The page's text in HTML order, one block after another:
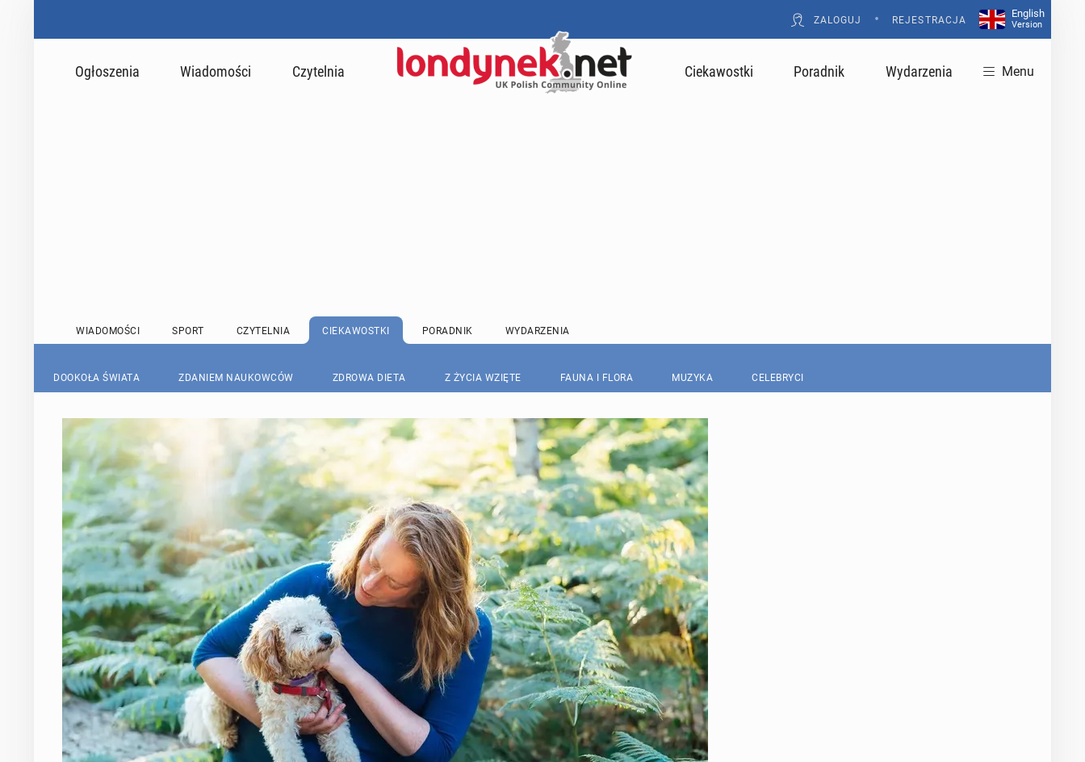
ZALOGUJ • REJESTRACJA
English
Version
Ogłoszenia Wiadomości Czytelnia Ciekawostki Poradnik Wydarzenia Menu
WIADOMOŚCI SPORT CZYTELNIA CIEKAWOSTKI PORADNIK WYDARZENIA
DOOKOŁA ŚWIATA ZDANIEM NAUKOWCÓW ZDROWA DIETA Z ŻYCIA WZIĘTE FAUNA I FLORA MUZYKA CELEBRYCI